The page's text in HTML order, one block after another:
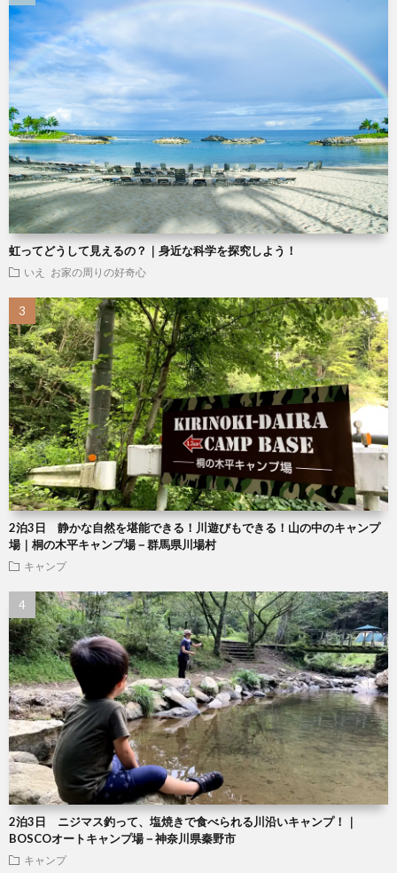
虹ってどうして見えるの？｜身近な科学を探究しよう！
いえ お家の周りの好奇心
2泊3日 静かな自然を堪能できる！川遊びもできる！山の中のキャンプ
場｜桐の木平キャンプ場－群馬県川場村
キャンプ
2泊3日 ニジマス釣って、塩焼きで食べられる川沿いキャンプ！｜
BOSCOオートキャンプ場－神奈川県秦野市
キャンプ